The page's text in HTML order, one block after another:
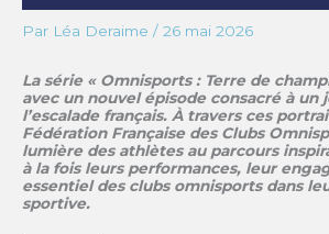
Par Léa Deraime / 26 mai 2026
La série « Omnisports : Terre de
avec un nouvel épisode consacré à un
l’escalade français. À travers ces
Fédération Française des Clubs
lumière des athlètes au parcours
à la fois leurs performances, leur
essentiel des clubs omnisports dans
sportive.